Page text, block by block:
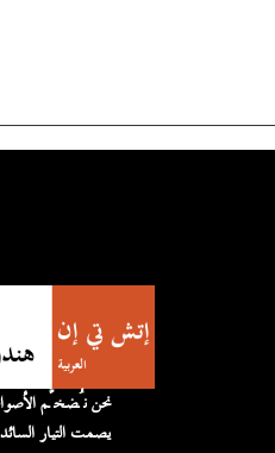
يصمت التيار